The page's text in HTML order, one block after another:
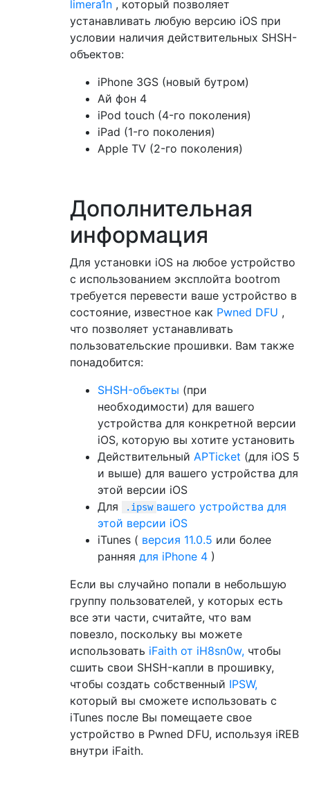
limera1n , который позволяет
устанавливать любую версию iOS при
условии наличия действительных SHSH-
объектов:
iPhone 3GS (новый бутром)
Ай фон 4
iPod touch (4-го поколения)
iPad (1-го поколения)
Apple TV (2-го поколения)
Дополнительная
информация
Для установки iOS на любое устройство
с использованием эксплойта bootrom
требуется перевести ваше устройство в
состояние, известное как Pwned DFU ,
что позволяет устанавливать
пользовательские прошивки. Вам также
понадобится:
SHSH-объекты (при
необходимости) для вашего
устройства для конкретной версии
iOS, которую вы хотите установить
Действительный APTicket (для iOS 5
и выше) для вашего устройства для
этой версии iOS
Для
.ipsw вашего устройства для
этой версии iOS
iTunes ( версия 11.0.5 или более
ранняя для iPhone 4 )
Если вы случайно попали в небольшую
группу пользователей, у которых есть
все эти части, считайте, что вам
повезло, поскольку вы можете
использовать iFaith от iH8sn0w, чтобы
сшить свои SHSH-капли в прошивку,
чтобы создать собственный IPSW,
который вы сможете использовать с
iTunes после Вы помещаете свое
устройство в Pwned DFU, используя iREB
​​внутри iFaith.